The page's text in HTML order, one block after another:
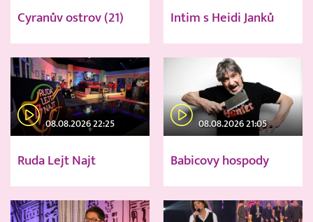
Cyranův ostrov (21) Intim s Heidi Janků
08.08.2026 22:25
Ruda Lejt Najt
08.08.2026 21:05
Babicovy hospody